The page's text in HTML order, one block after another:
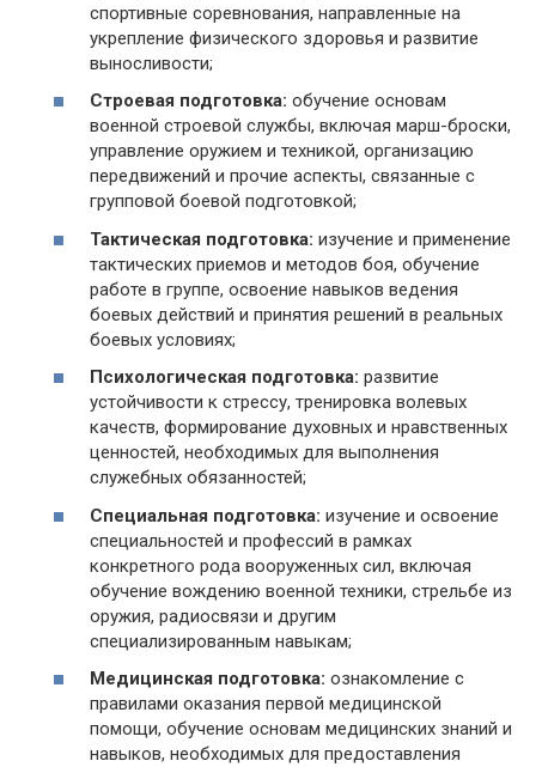
спортивные соревнования, направленные на
укрепление физического здоровья и развитие
выносливости;
Строевая подготовка: обучение основам
военной строевой службы, включая марш-броски,
управление оружием и техникой, организацию
передвижений и прочие аспекты, связанные с
групповой боевой подготовкой;
Тактическая подготовка: изучение и применение
тактических приемов и методов боя, обучение
работе в группе, освоение навыков ведения
боевых действий и принятия решений в реальных
боевых условиях;
Психологическая подготовка: развитие
устойчивости к стрессу, тренировка волевых
качеств, формирование духовных и нравственных
ценностей, необходимых для выполнения
служебных обязанностей;
Специальная подготовка: изучение и освоение
специальностей и профессий в рамках
конкретного рода вооруженных сил, включая
обучение вождению военной техники, стрельбе из
оружия, радиосвязи и другим
специализированным навыкам;
Медицинская подготовка: ознакомление с
правилами оказания первой медицинской
помощи, обучение основам медицинских знаний и
навыков, необходимых для предоставления